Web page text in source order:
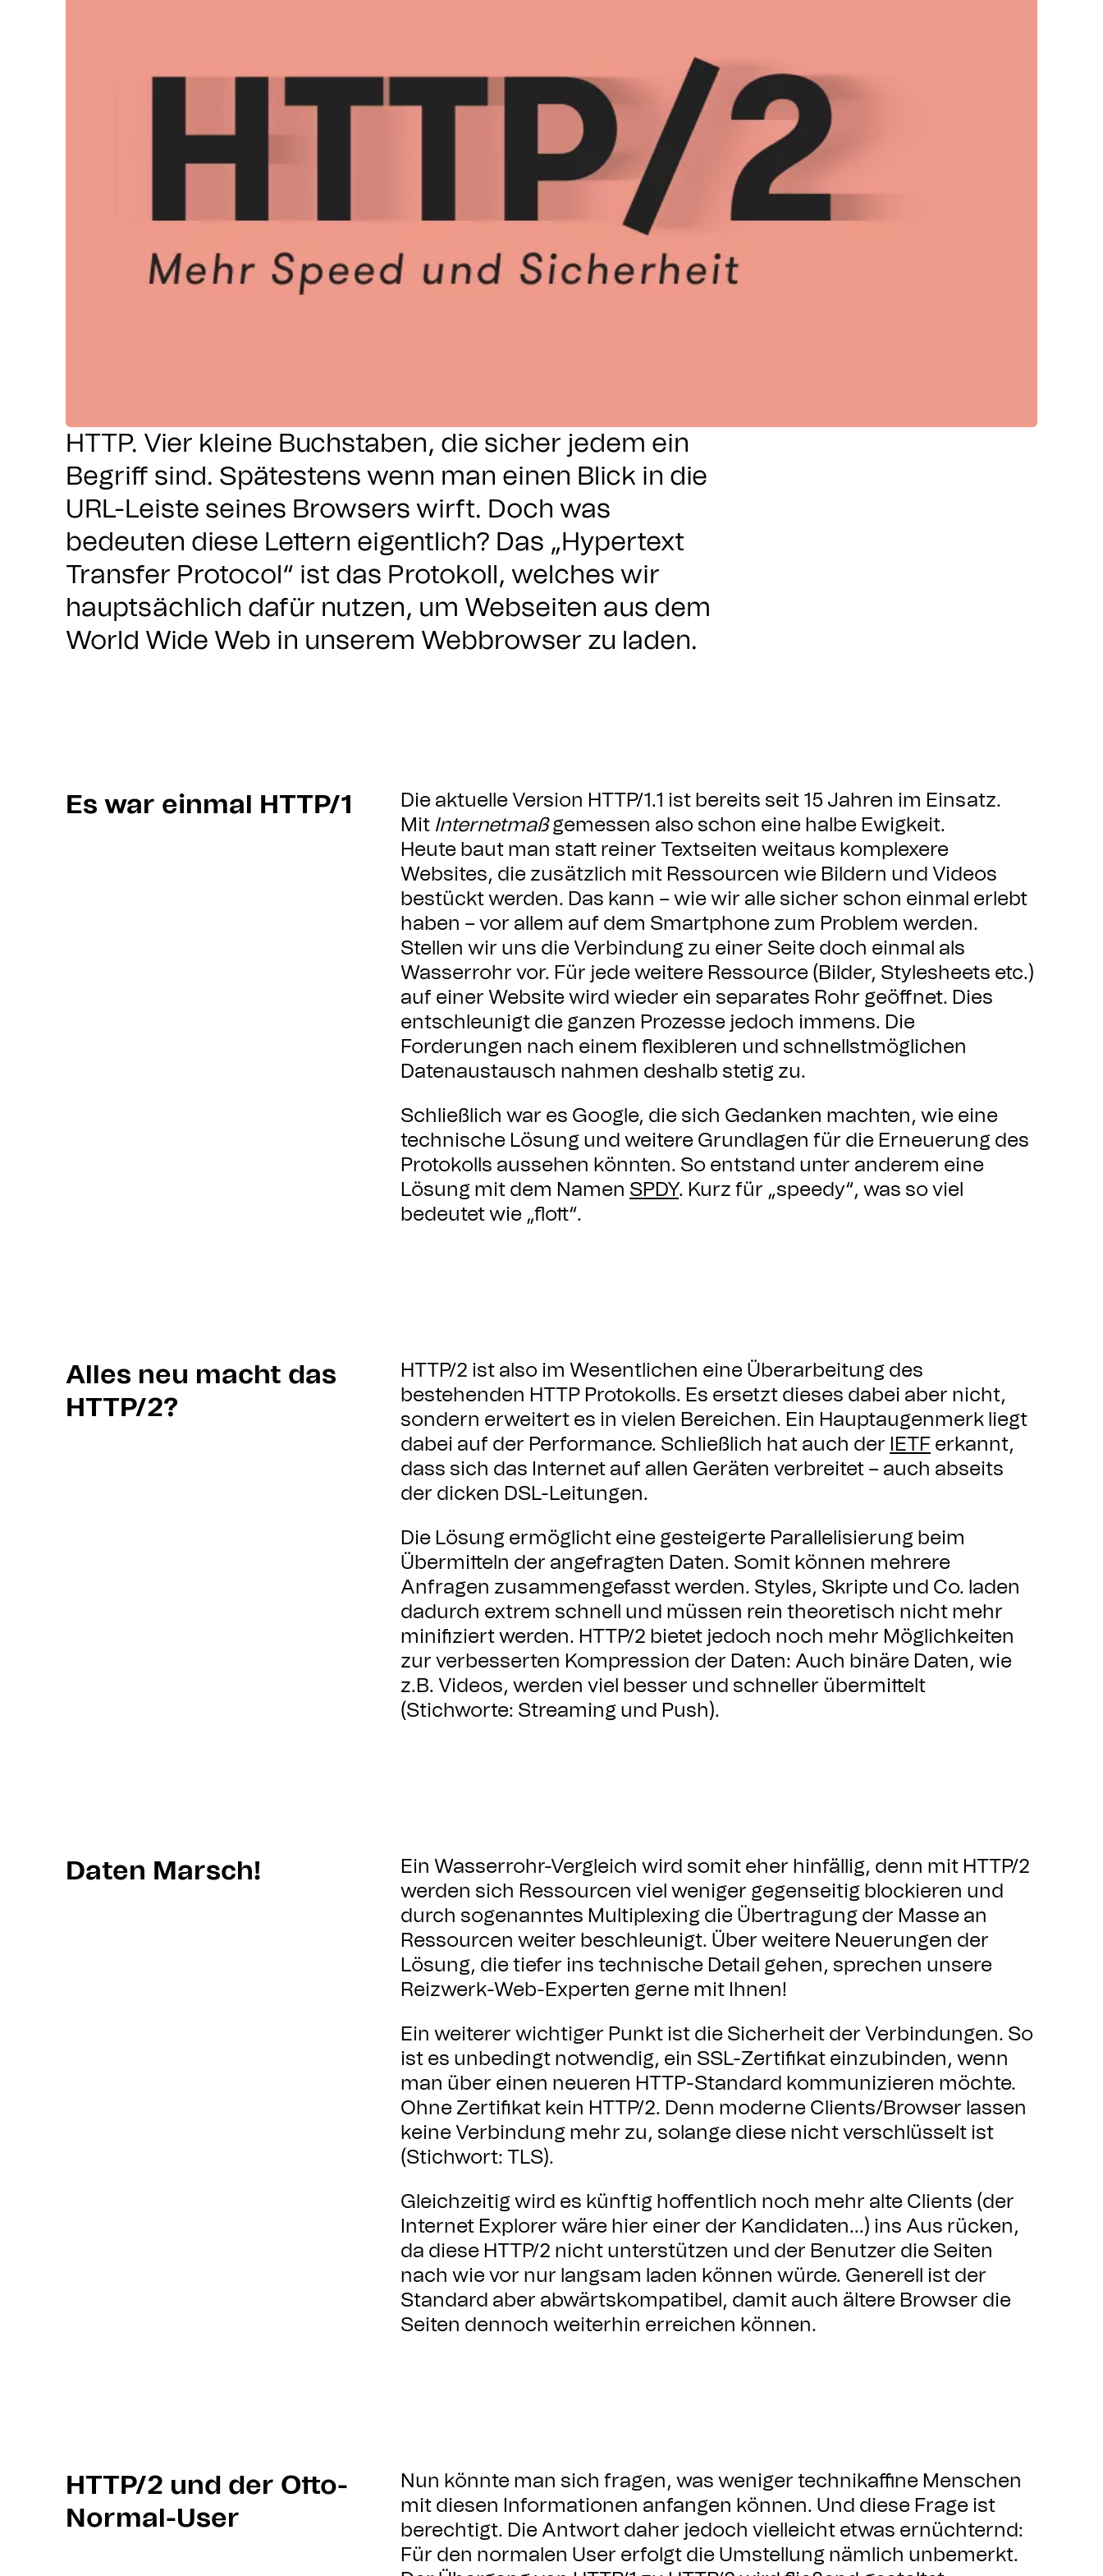
HTTP. Vier kleine Buchstaben, die sicher jedem ein
Begriff sind. Spätestens wenn man einen Blick in die
URL-Leiste seines Browsers wirft. Doch was
bedeuten diese Lettern eigentlich? Das „Hypertext
Transfer Protocol“ ist das Protokoll, welches wir
hauptsächlich dafür nutzen, um Webseiten aus dem
World Wide Web in unserem Webbrowser zu laden.
Es war einmal HTTP/1
Die aktuelle Version HTTP/1.1 ist bereits seit 15 Jahren im Einsatz.
Mit Internetmaßgemessen also schon eine halbe Ewigkeit.
Heute baut man statt reiner Textseiten weitaus komplexere
Websites, die zusätzlich mit Ressourcen wie Bildern und Videos
bestückt werden. Das kann – wie wir alle sicher schon einmal erlebt
haben – vor allem auf dem Smartphone zum Problem werden.
Stellen wir uns die Verbindung zu einer Seite doch einmal als
Wasserrohr vor. Für jede weitere Ressource (Bilder, Stylesheets etc.)
auf einer Website wird wieder ein separates Rohr geöffnet. Dies
entschleunigt die ganzen Prozesse jedoch immens. Die
Forderungen nach einem flexibleren und schnellstmöglichen
Datenaustausch nahmen deshalb stetig zu.
Schließlich war es Google, die sich Gedanken machten, wie eine
technische Lösung und weitere Grundlagen für die Erneuerung des
Protokolls aussehen könnten. So entstand unter anderem eine
Lösung mit dem Namen SPDY. Kurz für „speedy“, was so viel
bedeutet wie „flott“.
Alles neu macht das
HTTP/2?
HTTP/2 ist also im Wesentlichen eine Überarbeitung des
bestehenden HTTP Protokolls. Es ersetzt dieses dabei aber nicht,
sondern erweitert es in vielen Bereichen. Ein Hauptaugenmerk liegt
dabei auf der Performance. Schließlich hat auch der
IETF erkannt,
dass sich das Internet auf allen Geräten verbreitet – auch abseits
der dicken DSL-Leitungen.
Die Lösung ermöglicht eine gesteigerte Parallelisierung beim
Übermitteln der angefragten Daten. Somit können mehrere
Anfragen zusammengefasst werden. Styles, Skripte und Co. laden
dadurch extrem schnell und müssen rein theoretisch nicht mehr
minifiziert werden. HTTP/2 bietet jedoch noch mehr Möglichkeiten
zur verbesserten Kompression der Daten: Auch binäre Daten, wie
z.B. Videos, werden viel besser und schneller übermittelt
(Stichworte: Streaming und Push).
Daten Marsch!
Ein Wasserrohr-Vergleich wird somit eher hinfällig, denn mit HTTP/2
werden sich Ressourcen viel weniger gegenseitig blockieren und
durch sogenanntes Multiplexing die Übertragung der Masse an
Ressourcen weiter beschleunigt. Über weitere Neuerungen der
Lösung, die tiefer ins technische Detail gehen, sprechen unsere
Reizwerk-Web-Experten gerne mit Ihnen!
Ein weiterer wichtiger Punkt ist die Sicherheit der Verbindungen. So
ist es unbedingt notwendig, ein SSL-Zertifikat einzubinden, wenn
man über einen neueren HTTP-Standard kommunizieren möchte.
Ohne Zertifikat kein HTTP/2. Denn moderne Clients/Browser lassen
keine Verbindung mehr zu, solange diese nicht verschlüsselt ist
(Stichwort: TLS).
Gleichzeitig wird es künftig hoffentlich noch mehr alte Clients (der
Internet Explorer wäre hier einer der Kandidaten...) ins Aus rücken,
da diese HTTP/2 nicht unterstützen und der Benutzer die Seiten
nach wie vor nur langsam laden können würde. Generell ist der
Standard aber abwärtskompatibel, damit auch ältere Browser die
Seiten dennoch weiterhin erreichen können.
HTTP/2 und der Otto-
Normal-User
Nun könnte man sich fragen, was weniger technikaffine Menschen
mit diesen Informationen anfangen können. Und diese Frage ist
berechtigt. Die Antwort daher jedoch vielleicht etwas ernüchternd:
Für den normalen User erfolgt die Umstellung nämlich unbemerkt.